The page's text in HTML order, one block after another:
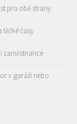
pro obě strany
těžké časy
zaměstnance
v garáži nebo